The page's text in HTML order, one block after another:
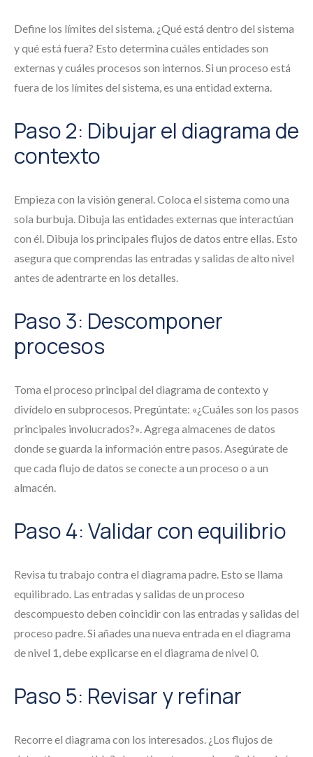
Define los límites del sistema. ¿Qué está dentro del sistema
y qué está fuera? Esto determina cuáles entidades son
externas y cuáles procesos son internos. Si un proceso está
fuera de los límites del sistema, es una entidad externa.
Paso 2: Dibujar el diagrama de
contexto
Empieza con la visión general. Coloca el sistema como una
sola burbuja. Dibuja las entidades externas que interactúan
con él. Dibuja los principales flujos de datos entre ellas. Esto
asegura que comprendas las entradas y salidas de alto nivel
antes de adentrarte en los detalles.
Paso 3: Descomponer
procesos
Toma el proceso principal del diagrama de contexto y
divídelo en subprocesos. Pregúntate: «¿Cuáles son los pasos
principales involucrados?». Agrega almacenes de datos
donde se guarda la información entre pasos. Asegúrate de
que cada flujo de datos se conecte a un proceso o a un
almacén.
Paso 4: Validar con equilibrio
Revisa tu trabajo contra el diagrama padre. Esto se llama
equilibrado. Las entradas y salidas de un proceso
descompuesto deben coincidir con las entradas y salidas del
proceso padre. Si añades una nueva entrada en el diagrama
de nivel 1, debe explicarse en el diagrama de nivel 0.
Paso 5: Revisar y refinar
Recorre el diagrama con los interesados. ¿Los flujos de